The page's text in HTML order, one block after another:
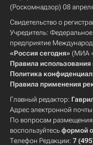
(Роскомнадзор) 08
Свидетельство о
Учредитель:
предприятие
«Россия сегодня» (МИА
Правила
Политика
Правила применения
Главный редактор:
Адрес электронной
По вопросам
воспользуйтесьформой
Телефон Редакции: 7